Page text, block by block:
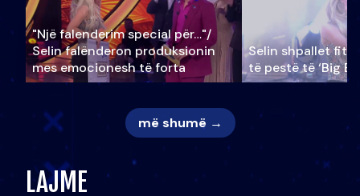
"Një falenderim special për…"/
Selin falënderon produksionin
mes emocionesh të forta
Selin shpallet
të pestë të ‘Big
më shumë →
LAJME